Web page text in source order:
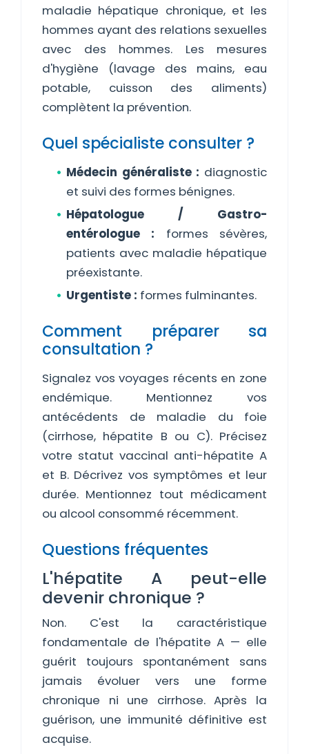
maladie hépatique chronique, et les
hommes ayant des relations sexuelles
avec des hommes. Les mesures
d'hygiène (lavage des mains, eau
potable, cuisson des aliments)
complètent la prévention.
Quel spécialiste consulter ?
Médecin généraliste : diagnostic
et suivi des formes bénignes.
Hépatologue / Gastro-
entérologue : formes sévères,
patients avec maladie hépatique
préexistante.
Urgentiste : formes fulminantes.
Comment préparer sa
consultation ?
Signalez vos voyages récents en zone
endémique. Mentionnez vos
antécédents de maladie du foie
(cirrhose, hépatite B ou C). Précisez
votre statut vaccinal anti-hépatite A
et B. Décrivez vos symptômes et leur
durée. Mentionnez tout médicament
ou alcool consommé récemment.
Questions fréquentes
L'hépatite A peut-elle
devenir chronique ?
Non. C'est la caractéristique
fondamentale de l'hépatite A — elle
guérit toujours spontanément sans
jamais évoluer vers une forme
chronique ni une cirrhose. Après la
guérison, une immunité définitive est
acquise.